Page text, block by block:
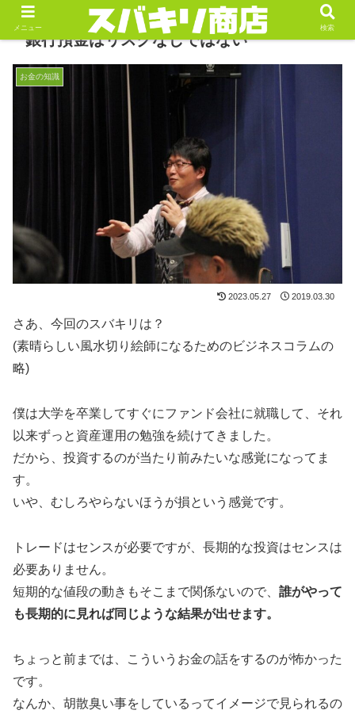
銀行預金はリスクなしではない
お金の知識
2023.05.27 2019.03.30
さあ、今回のスバキリは？
(素晴らしい風水切り絵師になるためのビジネスコラムの
略)
僕は大学を卒業してすぐにファンド会社に就職して、それ
以来ずっと資産運用の勉強を続けてきました。
だから、投資するのが当たり前みたいな感覚になってま
す。
いや、むしろやらないほうが損という感覚です。
トレードはセンスが必要ですが、長期的な投資はセンスは
必要ありません。
短期的な値段の動きもそこまで関係ないので、 誰がやって
も長期的に見れば同じような結果が出せます。
ちょっと前までは、こういうお金の話をするのが怖かった
です。
なんか、胡散臭い事をしているってイメージで見られるの
メニュー 検索